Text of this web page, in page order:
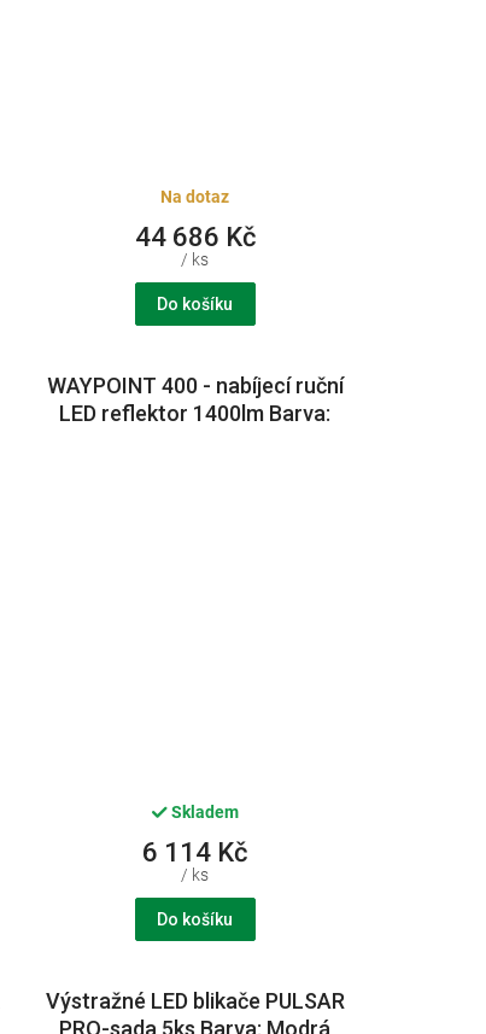
Na dotaz
44 686 Kč
/ ks
Do košíku
WAYPOINT 400 - nabíjecí ruční
LED reflektor 1400lm Barva:
Skladem
6 114 Kč
/ ks
Do košíku
Výstražné LED blikače PULSAR
PRO-sada 5ks Barva: Modrá